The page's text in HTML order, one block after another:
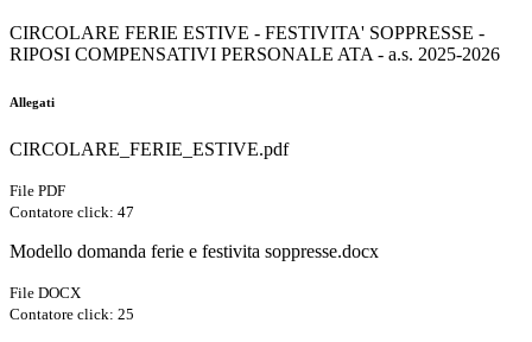
CIRCOLARE FERIE ESTIVE - FESTIVITA' SOPPRESSE -
RIPOSI COMPENSATIVI PERSONALE ATA - a.s. 2025-2026
Allegati
CIRCOLARE_FERIE_ESTIVE.pdf
File PDF
Contatore click: 47
Modello domanda ferie e festivita soppresse.docx
File DOCX
Contatore click: 25